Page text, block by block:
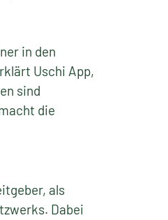
in den
Uschi App,
sind
die
als
Dabei